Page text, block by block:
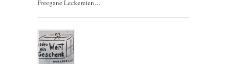
Freegane Leckereien…